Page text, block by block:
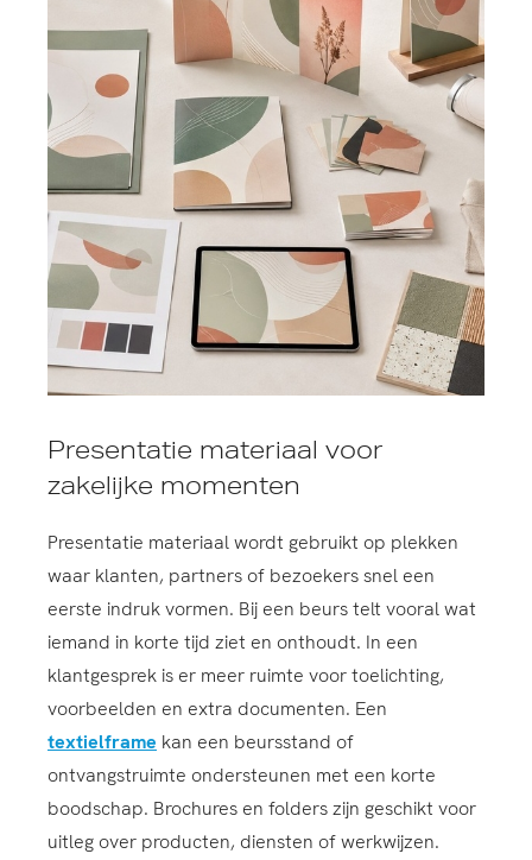
Presentatie materiaal voor
zakelijke momenten
Presentatie materiaal wordt gebruikt op plekken
waar klanten, partners of bezoekers snel een
eerste indruk vormen. Bij een beurs telt vooral wat
iemand in korte tijd ziet en onthoudt. In een
klantgesprek is er meer ruimte voor toelichting,
voorbeelden en extra documenten. Een
textielframe kan een beursstand of
ontvangstruimte ondersteunen met een korte
boodschap. Brochures en folders zijn geschikt voor
uitleg over producten, diensten of werkwijzen.